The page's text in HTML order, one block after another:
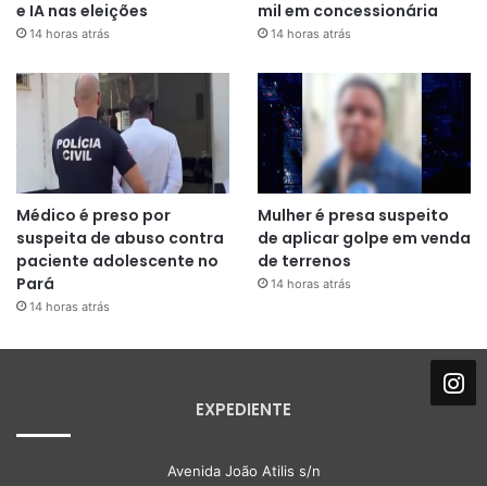
e IA nas eleições
14 horas atrás
mil em concessionária
14 horas atrás
Médico é preso por
suspeita de abuso contra
paciente adolescente no
Pará
14 horas atrás
Mulher é presa suspeito
de aplicar golpe em venda
de terrenos
14 horas atrás
EXPEDIENTE
Avenida João Atilis s/n